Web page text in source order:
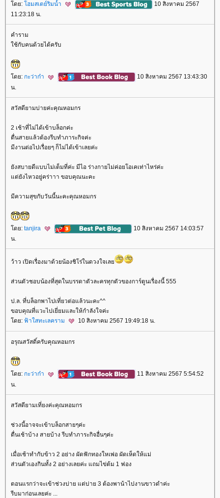
ดย: ฮมสเตย์ริมน้ำ
10 สิงหาคม 2567
11:23:18 น.
คำราม
ช้กับคนด้วยได้ครับ
ดย: กะว่าก๋า
10 สิงหาคม 2567 13:43:30
น.
สวัสดียามบ่ายค่ะคุณหอมกร
2 เช้าที่ไม่ได้เข้าบล็อกค่ะ
ตื่นสายแล้วต้องรีบทำภาระกิจค่ะ
มีงานต่อไปเรื่อยๆ ก็ไม่ได้เข้าเลยค่ะ
ังสบายดีแบบไม่เต็มที่ค่ะ มีไอ ร่างกายไม่ค่อยโอเคเท่าไหร่ค่ะ
ต่ยังไหวอยู่คร่าาา ขอบคุณนะคะ
มีความสุขกับวันนี้นะคะคุณหอมกร
ดย: tanjira
10 สิงหาคม 2567 14:03:57
น.
ว้าว เปิดเรื่องมาด้วยน้องชิโร่ในดวงใจเล
ส่วนตัวชอบน้องที่สุดในบรรดาตัวละครทุกตัวของการ์ตูนเรื่องนี้ 555
ป.ล. ที่บล็อกพาไปเที่ยวต่อแล้วนะคะ^^
ขอบคุณที่แวะไปเยี่ยมและให้กำลังใจค่ะ
ดย: ฟ้าใสทะเลคราม 10 สิงหาคม 2567 19:49:18 น.
อรุณสวัสดิ์ครับคุณหอมกร
ดย: กะว่าก๋า
11 สิงหาคม 2567 5:54:52
น.
สวัสดียามเที่ยงค่ะคุณหอมกร
ช่วงนี้อาจจะเข้าบล็อกสายๆค่ะ
ตื่นเช้าบ้าง สายบ้าง รีบทำภาระกิจอื่นๆค่ะ
เมื่อเช้าทำกับข้าว 2 อย่าง ผัดฟักทองใหเพ่อ ผัดเห็ดให้แม่
ส่วนตัวเองกินทั้ง 2 อย่างเลยค่ะ แถมไข่ต้ม 1 ฟอง
ตอนแรกว่าจะเข้าช่วงบ่าย แต่บ่าย 3 ต้องพาน้าไปงานขาวดำค่ะ
รีบมาก่อนเลยค่ะ ...